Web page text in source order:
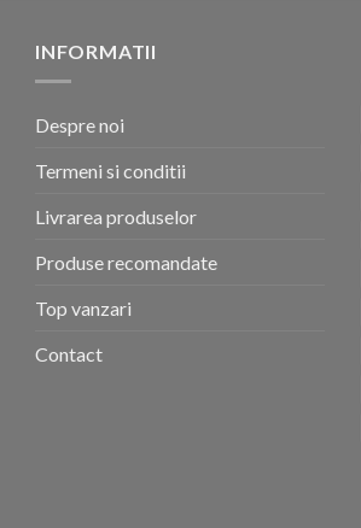
INFORMATII
Despre noi
Termeni si conditii
Livrarea produselor
Produse recomandate
Top vanzari
Contact